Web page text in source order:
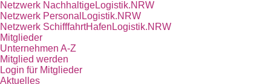
Netzwerk NachhaltigeLogistik.NRW
Netzwerk PersonalLogistik.NRW
Netzwerk SchifffahrtHafenLogistik.NRW
Mitglieder
Unternehmen A-Z
Mitglied werden
Login für Mitglieder
Aktuelles